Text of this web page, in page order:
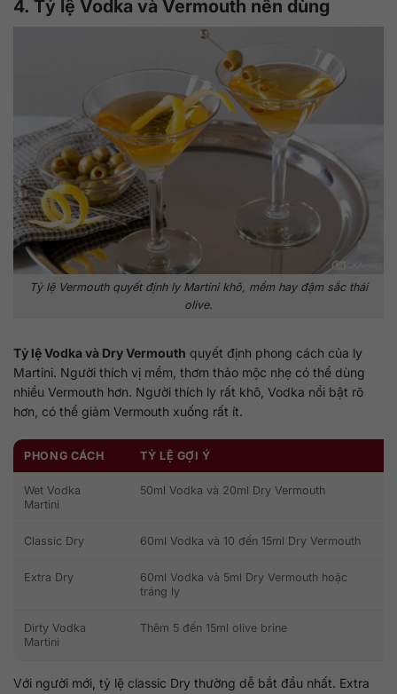
4. Tỷ lệ Vodka và Vermouth nên dùng
Tỷ lệ Vermouth quyết định ly Martini khô, mềm hay đậm sắc thái
olive.
Tỷ lệ Vodka và Dry Vermouth quyết định phong cách của ly
Martini. Người thích vị mềm, thơm thảo mộc nhẹ có thể dùng
nhiều Vermouth hơn. Người thích ly rất khô, Vodka nổi bật rõ
hơn, có thể giảm Vermouth xuống rất ít.
PHONG CÁCH TỶ LỆ GỢI Ý
Wet Vodka
Martini
50ml Vodka và 20ml Dry Vermouth
Classic Dry 60ml Vodka và 10 đến 15ml Dry Vermouth
Extra Dry
60ml Vodka và 5ml Dry Vermouth hoặc
tráng ly
Dirty Vodka
Martini
Thêm 5 đến 15ml olive brine
Với người mới, tỷ lệ classic Dry thường dễ bắt đầu nhất. Extra